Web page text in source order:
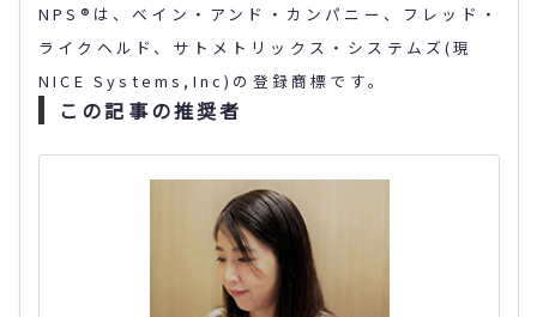
NPS®は、ベイン・アンド・カンパニー、フレッド・
ライクヘルド、サトメトリックス・システムズ(現
NICE Systems,Inc)の登録商標です。
この記事の推奨者